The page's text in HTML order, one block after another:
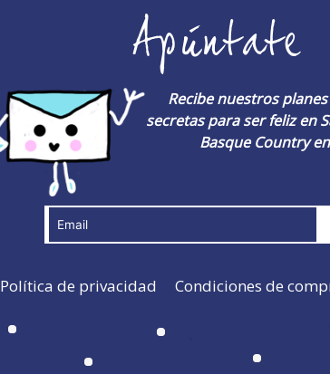
Apúntate
Recibe nuestros
secretas para ser feliz en
Basque Country
Política de privacidad Condiciones de